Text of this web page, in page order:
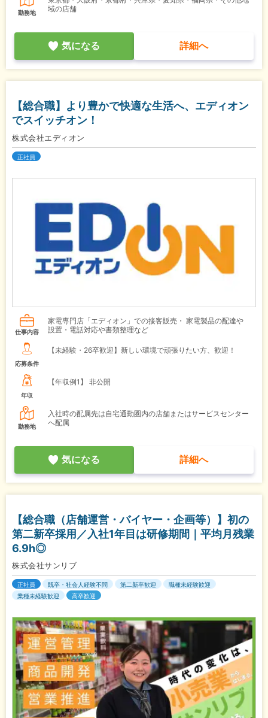
勤務地
域の店舗
気になる 詳細へ
【総合職】より豊かで快適な生活へ、エディオン
でスイッチオン！
株式会社エディオン
正社員
仕事内容
家電専門店「エディオン」での接客販売・ 家電製品の配達や
設置・電話対応や書類整理など
応募条件
【未経験・26卒歓迎】新しい環境で頑張りたい方、歓迎！
年収
【年収例1】 非公開
勤務地
入社時の配属先は自宅通勤圏内の店舗またはサービスセンター
へ配属
気になる 詳細へ
【総合職（店舗運営・バイヤー・企画等）】初の
第二新卒採用／入社1年目は研修期間｜平均月残業
6.9h◎
株式会社サンリブ
正社員 既卒・社会人経験不問 第二新卒歓迎
職種未経験歓迎
業種未経験歓迎
高卒歓迎